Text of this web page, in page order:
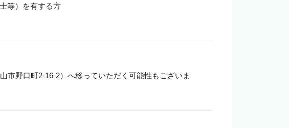
等）を有する方
野口町2-16-2）へ移っていただく可能性もございま